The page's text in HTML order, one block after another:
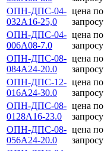
ОПН-ДПС-04-
032А16-25,0
цена по
запросу
ОПН-ДПС-04-
006А08-7.0
цена по
запросу
ОПН-ДПС-08-
084А24-20.0
цена по
запросу
ОПН-ДПС-12-
016А24-30.0
цена по
запросу
ОПН-ДПС-08-
0128А16-23.0
цена по
запросу
ОПН-ДПС-08-
056А24-20.0
цена по
запросу